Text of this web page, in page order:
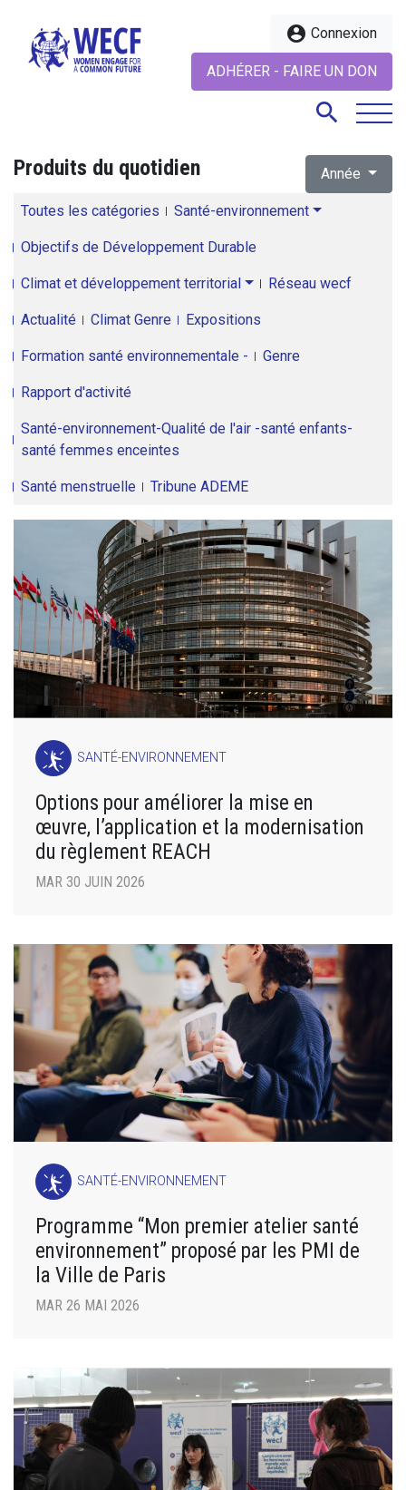
account_circle Connexion
ADHÉRER - FAIRE UN DON
search
Produits du quotidien Année
Toutes les catégories Santé-environnement
Objectifs de Développement Durable
Climat et développement territorial Réseau wecf
Actualité Climat Genre Expositions
Formation santé environnementale - Genre
Rapport d'activité
Santé-environnement-Qualité de l'air -santé enfants-
santé femmes enceintes
Santé menstruelle Tribune ADEME
SANTÉ-ENVIRONNEMENT
Options pour améliorer la mise en
œuvre, l’application et la modernisation
du règlement REACH
MAR 30 JUIN 2026
SANTÉ-ENVIRONNEMENT
Programme “Mon premier atelier santé
environnement” proposé par les PMI de
la Ville de Paris
MAR 26 MAI 2026